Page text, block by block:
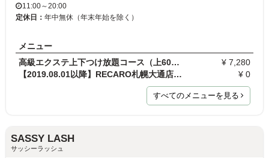
11:00～20:00
定休日： 年中無休（年末年始を除く）
メニュー
高級エクステ上下つけ放題コース（上60分+下30分）
¥ 7,280
【2019.08.01以降】RECARO札幌大通店を初めてご利用…
¥ 0
すべてのメニューを見る
SASSY LASH
サッシーラッシュ